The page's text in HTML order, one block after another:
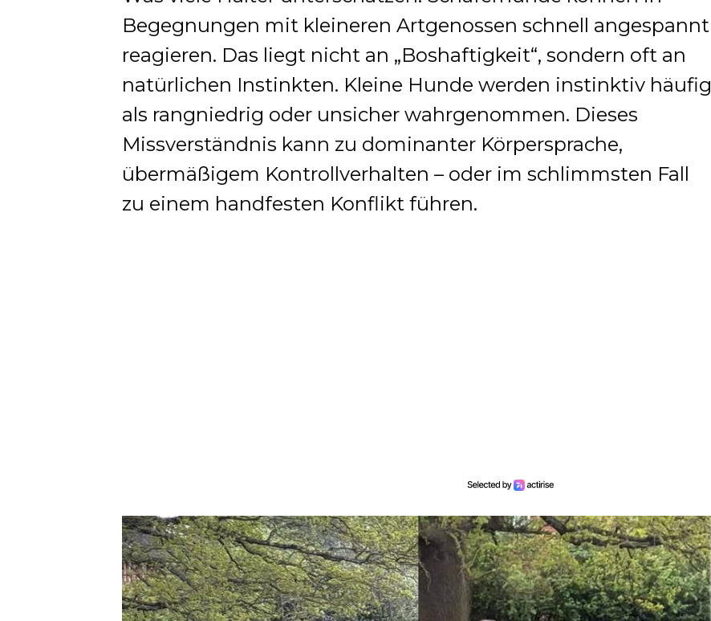
Begegnungen mit kleineren Artgenossen schnell angespannt
reagieren. Das liegt nicht an „Boshaftigkeit“, sondern oft an
natürlichen Instinkten. Kleine Hunde werden instinktiv häufig
als rangniedrig oder unsicher wahrgenommen. Dieses
Missverständnis kann zu dominanter Körpersprache,
übermäßigem Kontrollverhalten – oder im schlimmsten Fall
zu einem handfesten Konflikt führen.